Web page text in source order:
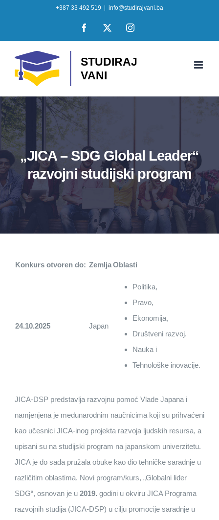
+387 33 492 519 info@studirajvani.ba
Facebook
X Instagram
„JICA – SDG Global Leader“
razvojni studijski program
Konkurs otvoren do: ZemljaOblasti
24.10.2025 Japan
Politika,
Pravo,
Ekonomija,
Društveni razvoj.
Nauka i
Tehnološke inovacije.
JICA-DSP predstavlja razvojnu pomoć Vlade Japana i
namjenjena je međunarodnim naučnicima koji su prihvaćeni
kao učesnici JICA-inog projekta razvoja ljudskih resursa, a
upisani su na studijski program na japanskom univerzitetu.
JICA je do sada pružala obuke kao dio tehničke saradnje u
različitim oblastima. Novi program/kurs, „Globalni lider
SDG“, osnovan je u 2019. godini u okviru JICA Programa
razvojnih studija (JICA-DSP) u cilju promocije saradnje u